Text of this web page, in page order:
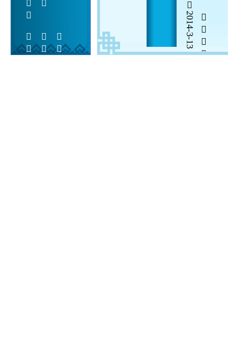
  
2014-3-13